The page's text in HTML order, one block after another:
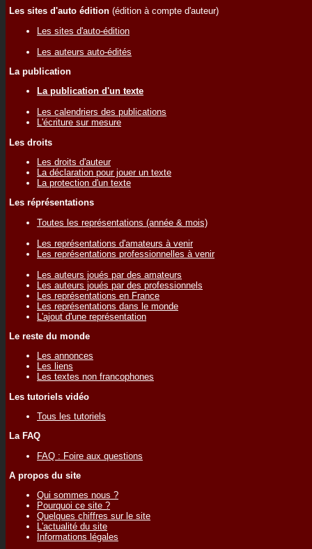
Les sites d'auto édition (édition à compte d'auteur)
Les sites d'auto-édition
Les auteurs auto-édités
La publication
La publication d'un texte
Les calendriers des publications
L'écriture sur mesure
Les droits
Les droits d'auteur
La déclaration pour jouer un texte
La protection d'un texte
Les réprésentations
Toutes les représentations (année & mois)
Les représentations d'amateurs à venir
Les représentations professionnelles à venir
Les auteurs joués par des amateurs
Les auteurs joués par des professionnels
Les représentations en France
Les représentations dans le monde
L'ajout d'une représentation
Le reste du monde
Les annonces
Les liens
Les textes non francophones
Les tutoriels vidéo
Tous les tutoriels
La FAQ
FAQ : Foire aux questions
A propos du site
Qui sommes nous ?
Pourquoi ce site ?
Quelques chiffres sur le site
L'actualité du site
Informations légales